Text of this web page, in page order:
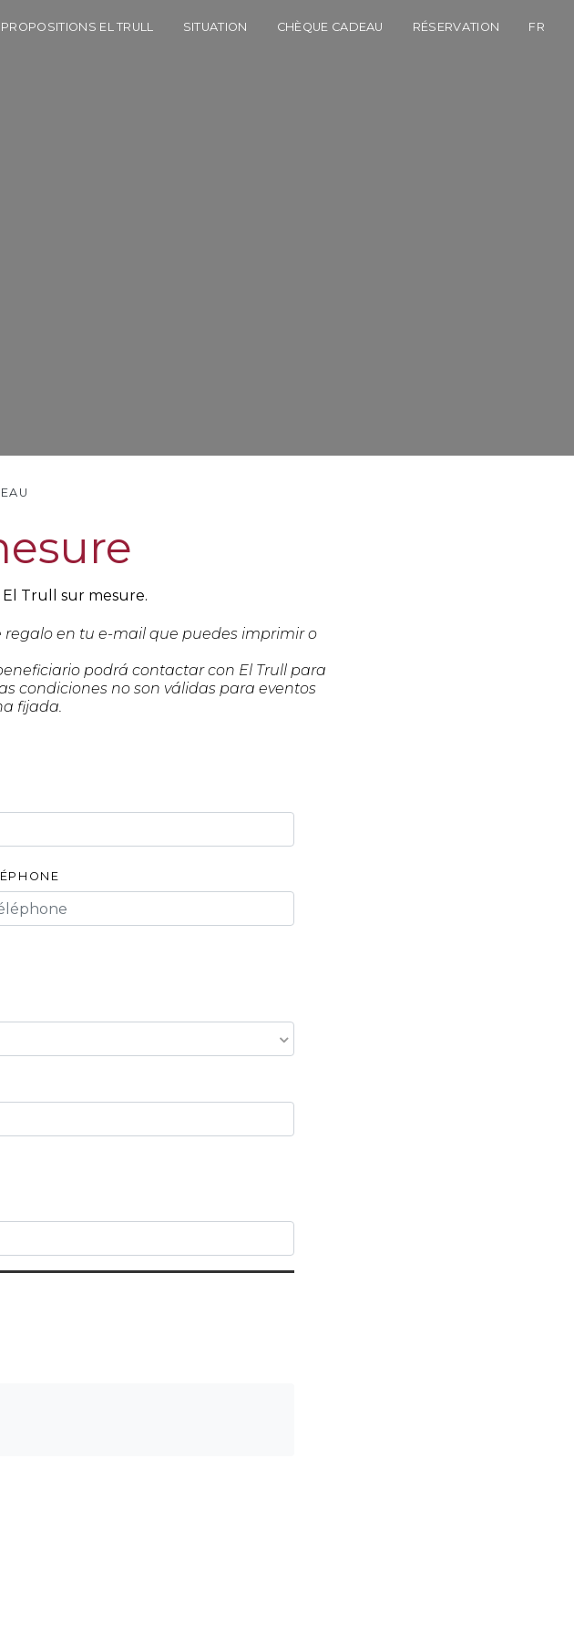
PROPOSITIONS EL TRULL SITUATION CHÈQUE CADEAU RÉSERVATION FR
Trull sur mesure.
en tu e-mail que puedes imprimir o
podrá contactar con El Trull para
condiciones no son válidas para eventos
fijada.